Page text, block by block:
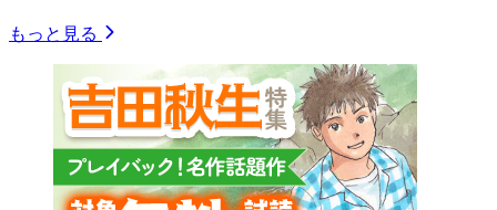
もっと見る